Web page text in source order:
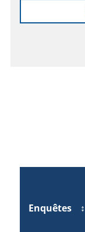
Enquêtes ↕